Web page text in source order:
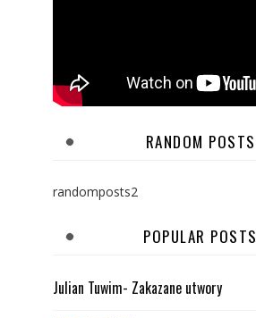
RANDOM POSTS
randomposts2
POPULAR POSTS
Julian Tuwim- Zakazane utwory